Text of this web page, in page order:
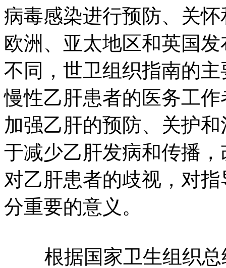
病毒感染进行预防、关
欧洲、亚太地区和英国
不同，世卫组织指南的
慢性乙肝患者的医务工
加强乙肝的预防、关护
于减少乙肝发病和传播
对乙肝患者的歧视，对
分重要的意义。
根据国家卫生组织总